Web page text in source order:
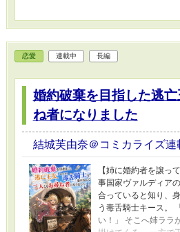
恋愛 連載中 長編
婚約破棄を目指した逃
ね者になりました
結城芙由奈＠コミカライズ連
【姉に婚約者を譲っ
事国家ヴァルディア
合っていると知り、
う毒舌騎士キース。
い！」 そこへ姉ララ